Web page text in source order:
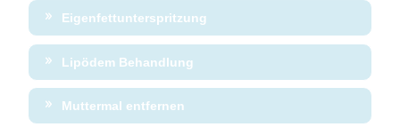
Eigenfettunterspritzung
Lipödem Behandlung
Muttermal entfernen